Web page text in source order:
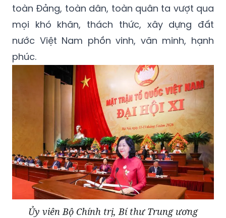
toàn Đảng, toàn dân, toàn quân ta vượt qua
mọi khó khăn, thách thức, xây dựng đất
nước Việt Nam phồn vinh, văn minh, hạnh
phúc.
Ủy viên Bộ Chính trị, Bí thư Trung ương